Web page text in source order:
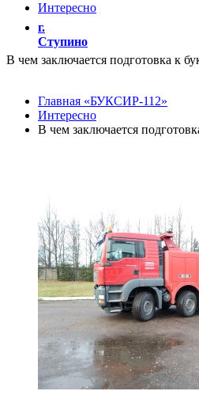
Интересно
г.
Ступино
В чем заключается подготовка к
Главная «БУКСИР-112»
Интересно
В чем заключается